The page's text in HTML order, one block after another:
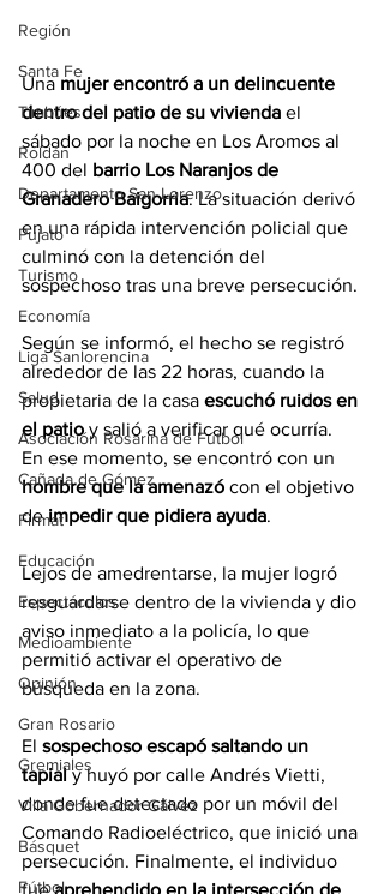
Región
Santa Fe
Timbúes
Roldán
Departamento San Lorenzo
Pujato
Turismo
Economía
Liga Sanlorencina
Salud
Asociación Rosarina de Fútbol
Cañada de Gómez
Firmat
Educación
Espectáculos
Medioambiente
Opinión
Gran Rosario
Gremiales
Villa Gobernador Gálvez
Básquet
Fútbol
Una mujer encontró a un delincuente
dentro del patio de su vivienda el
sábado por la noche en Los Aromos al
400 del barrio Los Naranjos de
Granadero Baigorria. La situación derivó
en una rápida intervención policial que
culminó con la detención del
sospechoso tras una breve persecución.
Según se informó, el hecho se registró
alrededor de las 22 horas, cuando la
propietaria de la casa escuchó ruidos en
el patio y salió a verificar qué ocurría.
En ese momento, se encontró con un
hombre que la amenazó con el objetivo
de impedir que pidiera ayuda.
Lejos de amedrentarse, la mujer logró
resguardarse dentro de la vivienda y dio
aviso inmediato a la policía, lo que
permitió activar el operativo de
búsqueda en la zona.
El sospechoso escapó saltando un
tapial y huyó por calle Andrés Vietti,
donde fue detectado por un móvil del
Comando Radioeléctrico, que inició una
persecución. Finalmente, el individuo
fue aprehendido en la intersección de